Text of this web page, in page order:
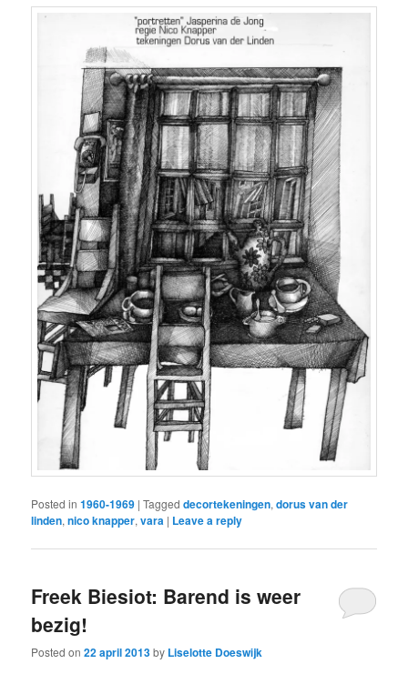
Posted in 1960-1969 |Tagged decortekeningen,dorus van der
linden,nico knapper,vara | Leave a reply
Freek Biesiot: Barend is weer
bezig!
Posted on22 april 2013by Liselotte Doeswijk